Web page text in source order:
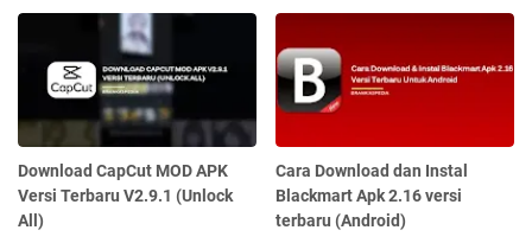
Download CapCut MOD APK
Versi Terbaru V2.9.1 (Unlock
All)
Cara Download dan Instal
Blackmart Apk 2.16 versi
terbaru (Android)